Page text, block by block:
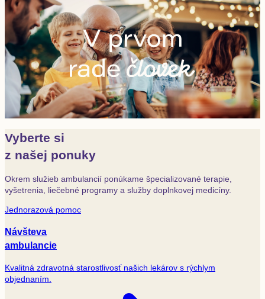
Vyberte si
z našej ponuky
Okrem služieb ambulancií ponúkame špecializované terapie,
vyšetrenia, liečebné programy a služby doplnkovej medicíny.
Jednorazová pomoc
Návšteva
ambulancie
Kvalitná zdravotná starostlivosť našich lekárov s rýchlym
objednaním.